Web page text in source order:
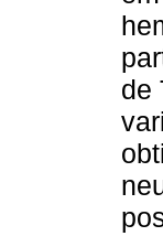
de